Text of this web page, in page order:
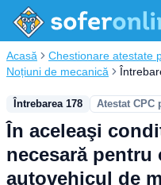
Acasă Chestionare atestate
Noțiuni de mecanică
Întrebarea 178 Atestat CPC
În aceleaşi
necesară pentru
autovehicul de